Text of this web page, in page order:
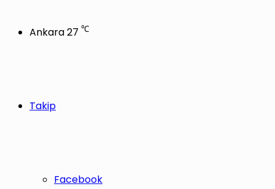
Ankara27 ℃
Takip
Facebook